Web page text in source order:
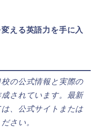
える英語力を手に入
の公式情報と実際の
されています。最新
、公式サイトまたは
さい。